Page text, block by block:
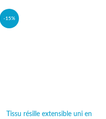
-15%
Tissu résille extensible uni en